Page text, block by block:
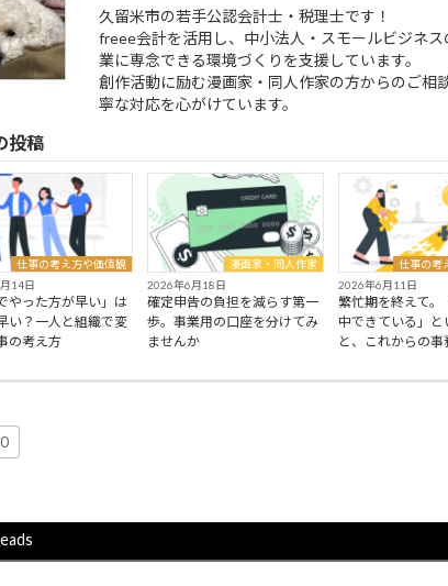
久留米市の若手公認会計士・税理士です！
freee会計を活用し、中小法人・スモールビジネ
業に専念できる環境づくりを支援しています。
創作活動に励む漫画家・同人作家の方からのご相
寧な対応を心がけています。
投稿
仕事の考え方や価値観
14日
やった方が早い」は
い？一人と組織で変
の考え方
漫画家・同人作家
2026年6月18日
確定申告の負担を減らす第一
歩。事業用の口座を分けてみ
ませんか
仕事の考
2026年6月11日
繁忙期を終えて。
中できている」と
と、これからの事
0